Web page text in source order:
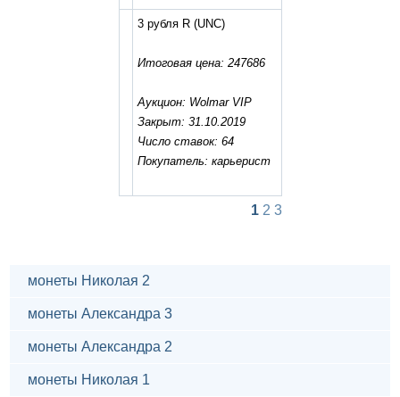
3 рубля R(UNC)
Итоговая цена: 247686
Аукцион: Wolmar VIP
Закрыт: 31.10.2019
Число ставок: 64
Покупатель: карьерист
1 2 3
монеты Николая 2
монеты Александра 3
монеты Александра 2
монеты Николая 1